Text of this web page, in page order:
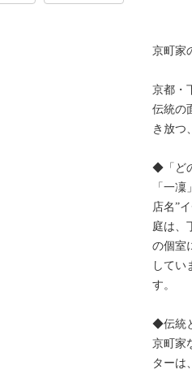
京町家
京都・
伝統の
き放つ
◆「ど
「一
店名”
庭は、
の個室
してい
す。
◆伝統
京町家
ターは